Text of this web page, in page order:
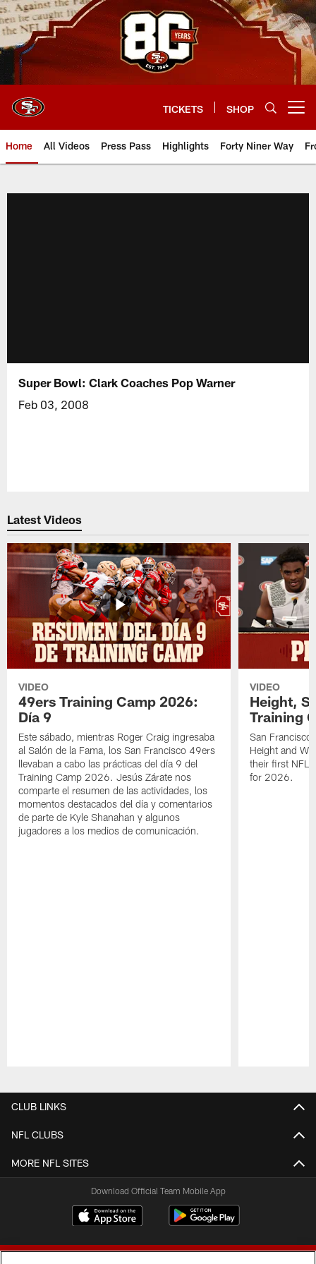
Skip
to
main
content
TICKETS SHOP
Home All Videos Press Pass Highlights Forty Niner Way
Super Bowl: Clark Coaches Pop Warner
Feb 03, 2008
Latest Videos
VIDEO
49ers Training Camp 2026:
Día 9
Este sábado, mientras Roger Craig ingresaba
al Salón de la Fama, los San Francisco 49ers
llevaban a cabo las prácticas del día 9 del
Training Camp 2026. Jesús Zárate nos
comparte el resumen de las actividades, los
momentos destacados del día y comentarios
de parte de Kyle Shanahan y algunos
jugadores a los medios de comunicación.
VIDEO
Height,
Training
San Francisco
Height and
their first NFL
for 2026.
CLUB LINKS
NFL CLUBS
MORE NFL SITES
Download Official Team Mobile App